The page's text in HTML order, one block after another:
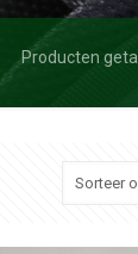
Producten